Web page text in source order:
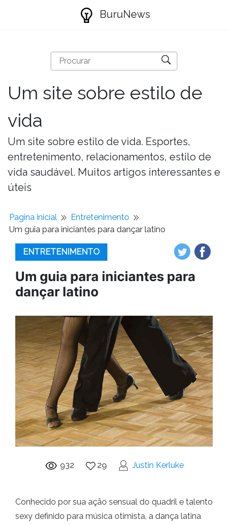
BuruNews
Um site sobre estilo de
vida
Um site sobre estilo de vida. Esportes,
entretenimento, relacionamentos, estilo de
vida saudável. Muitos artigos interessantes e
úteis
Pagina inicial
Entretenimento
Um guia para iniciantes para dançar latino
ENTRETENIMENTO
Um guia para iniciantes para
dançar latino
932 29 Justin Kerluke
Conhecido por sua ação sensual do quadril e talento
sexy definido para música otimista, a dança latina